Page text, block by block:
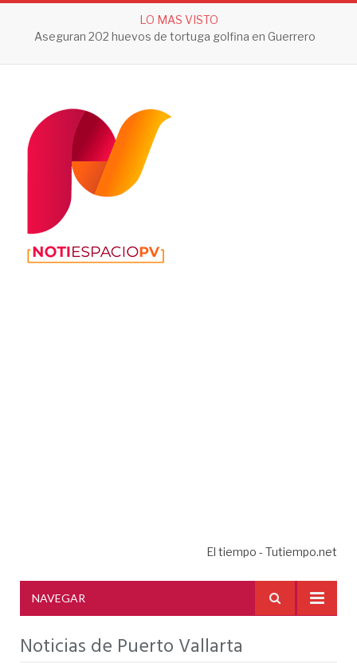
LO MAS VISTO
Aseguran 202 huevos de tortuga golfina en Guerrero
El tiempo - Tutiempo.net
NAVEGAR
Noticias de Puerto Vallarta